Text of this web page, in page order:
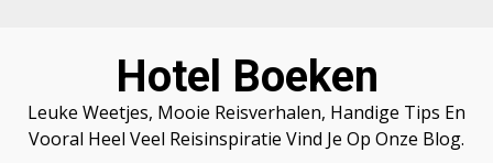
Hotel Boeken
Leuke Weetjes, Mooie Reisverhalen, Handige Tips En
Vooral Heel Veel Reisinspiratie Vind Je Op Onze Blog.